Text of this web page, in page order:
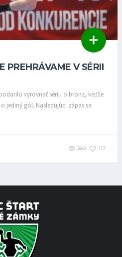
PREHRÁVAME V SÉRII
vyrovnať sériu o bronz, keďže
jediný gól. Nasledujúci zápas sa
380 117